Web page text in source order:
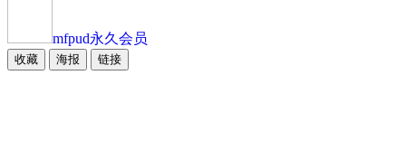
mfpud永久会员
收藏 海报 链接